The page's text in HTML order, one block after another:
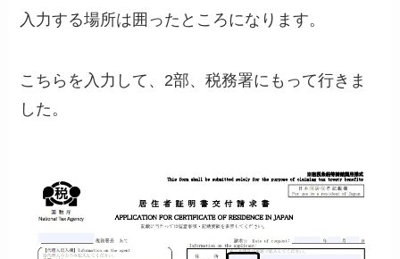
入力する場所は囲ったところになります。
こちらを入力して、2部、税務署にもって行きま
した。